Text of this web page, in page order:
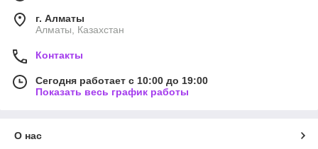
г. Алматы
Алматы, Казахстан
Контакты
Сегодня работает с 10:00 до 19:00
Показать весь график работы
О нас